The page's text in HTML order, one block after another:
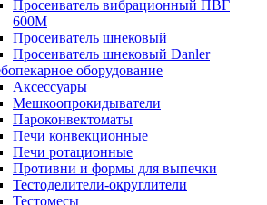
Просеиватель вибрационный ПВГ
600М
Просеиватель шнековый
Просеиватель шнековый Danler
оборудование
Аксессуары
Мешкоопрокидыватели
Пароконвектоматы
Печи конвекционные
Печи ротационные
Противни и формы для выпечки
Тестоделители-округлители
Тестомесы